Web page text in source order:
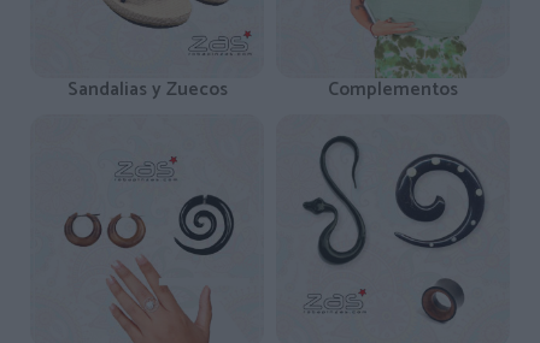
Sandalias y Zuecos Complementos